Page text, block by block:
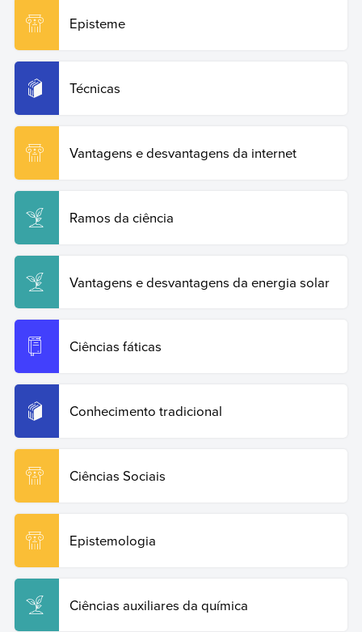
tecnologia.
desvantagens-da-tecnologia/. Acesso em: 19 de junho
Copy Quote
Episteme
Técnicas
Vantagens e desvantagens da internet
Ramos da ciência
Vantagens e desvantagens da energia solar
Ciências fáticas
Conhecimento tradicional
Ciências Sociais
Epistemologia
Ciências auxiliares da química